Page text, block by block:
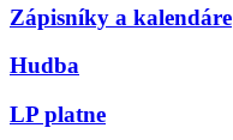
Zápisníky a kalendáre
Hudba
LP platne